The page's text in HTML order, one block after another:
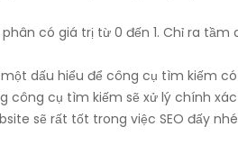
có giá trị từ 0 đến 1. Chỉ ra
dấu hiểu để công cụ tìm kiếm
công cụ tìm kiếm sẽ xử lý chính xác
sẽ rất tốt trong việc SEO đấy